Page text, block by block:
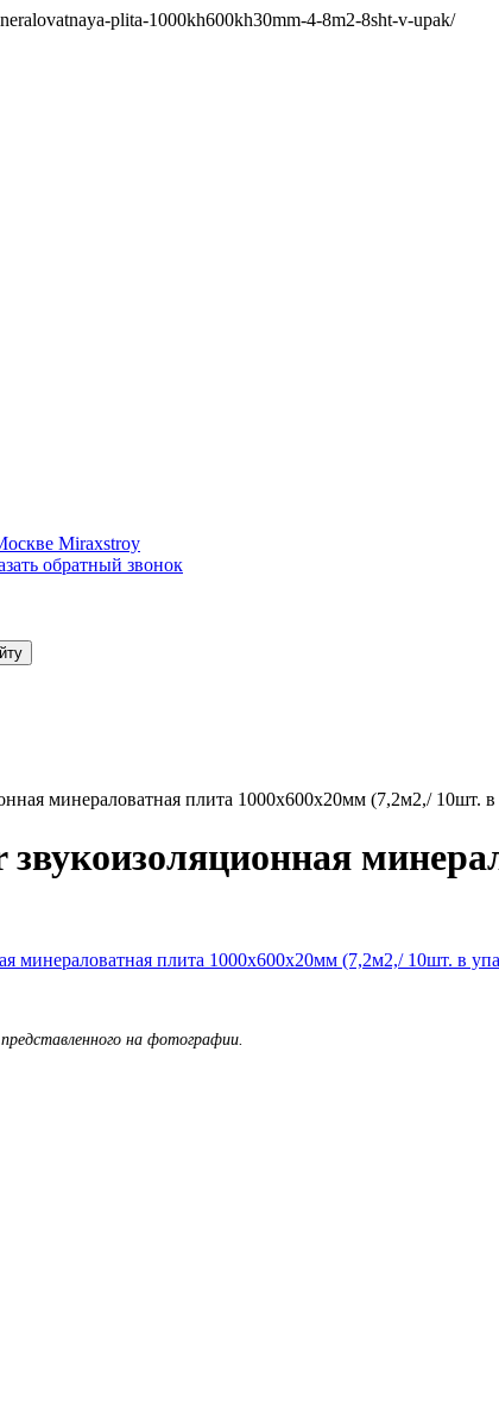
plita-1000kh600kh30mm-4-8m2-8sht-v-upak/
Miraxstroy
обратный звонок
минераловатная плита 1000х600х20мм (7,2м2,/ 10шт. в
на фотографии.